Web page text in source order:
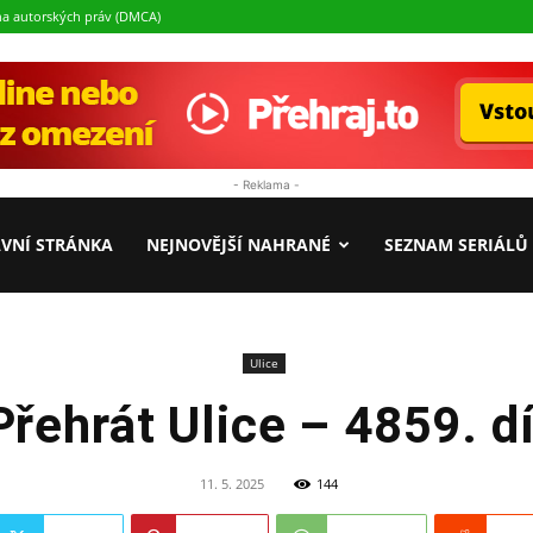
autorských práv (DMCA)
- Reklama -
STRÁNKA NEJNOVĚJŠÍ NAHRANÉ SEZNAM SERIÁLŮ
Ulice
Ulice – 4859.
11. 5. 2025 144